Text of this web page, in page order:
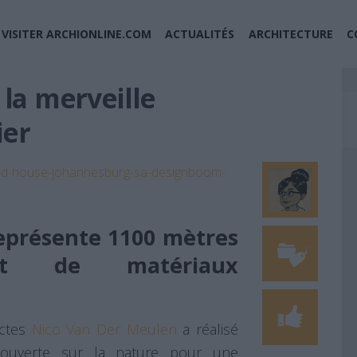
VISITER ARCHIONLINE.COM ACTUALITÉS ARCHITECTURE
la merveille
1100 mètres
de matériaux
Nico Van Der Meulen a réalisé
sur la nature pour une